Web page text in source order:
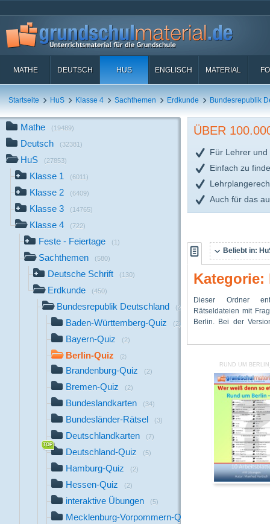
MATHE DEUTSCH HUS ENGLISCH MATERIAL
Startseite HuS Klasse 4 Sachthemen Erdkunde Bundesrepublik
Mathe (19489)
Deutsch (32381)
HuS (27853)
Klasse 1 (6011)
Klasse 2 (6409)
Klasse 3 (14765)
Klasse 4 (722)
Feste - Feiertage (1)
Sachthemen (580)
Deutsche Schrift (130)
Erdkunde (450)
Bundesrepublik Deutschland (234)
Baden-Württemberg-Quiz (2)
Bayern-Quiz (2)
Berlin-Quiz (2)
Brandenburg-Quiz (2)
Bremen-Quiz (2)
Bundeslandkarten (34)
Bundesländer-Rätsel (3)
Deutschlandkarten (7)
Deutschland-Quiz (5)
Hamburg-Quiz (2)
Hessen-Quiz (2)
interaktive Übungen (5)
Mecklenburg-Vorpommern-Quiz
ÜBER
Für Lehrer und
Einfach zu
Auch für das
Beliebt in:
Kategorie:
Dieser Ordner
Rätseldateien mit
Berlin. Bei der
die Schüler lediglich
Antwort. Bei der
Antworten
zugeordnet. Sie
RUND UM